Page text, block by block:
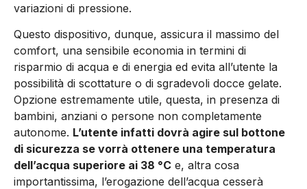
variazioni di pressione.
Questo dispositivo, dunque, assicura il massimo del
comfort, una sensibile economia in termini di
risparmio di acqua e di energia ed evita all’utente la
possibilità di scottature o di sgradevoli docce gelate.
Opzione estremamente utile, questa, in presenza di
bambini, anziani o persone non completamente
autonome. L’utente infatti dovrà agire sul bottone
di sicurezza se vorrà ottenere una temperatura
dell’acqua superiore ai 38 °C e, altra cosa
importantissima, l’erogazione dell’acqua cesserà